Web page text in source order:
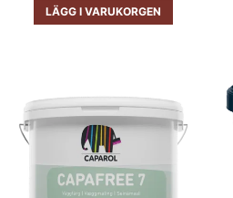
LÄGG I VARUKORGEN